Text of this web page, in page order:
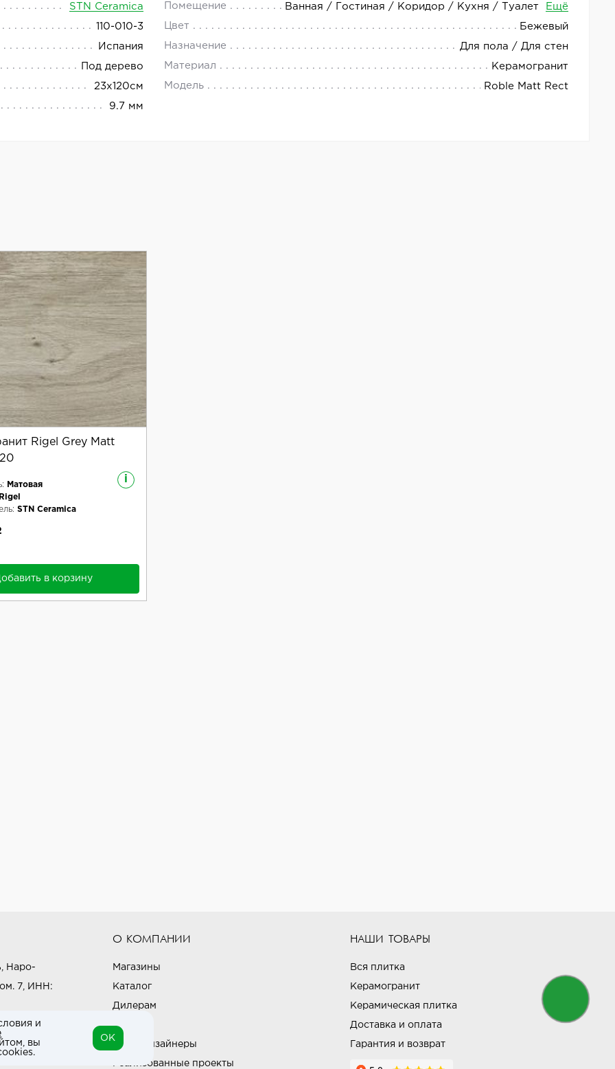
STN Ceramica Помещение Ванная / Гостиная / Коридор / Кухня / Туалет Ещё
110-010-3 Цвет Бежевый
Испания Назначение Для пола / Для стен
Под дерево Материал Керамогранит
23x120см Модель Roble Matt Rect
9.7 мм
STN Ceramica из коллекции Rigel — это высококачественный и стильный материал, который станет
создавать интересные дизайнерские решения и легко адаптировать керамогранит под различные
шарм и делает его более устойчивым к загрязнениям.
дизайном в бежевых тонах, который гармонично впишется в любой интерьер и подчеркнёт его стиль.
отделки, керамогранит STN Ceramica Rigel Roble Matt Rect — отличный выбор.
Добавить комментарий
Rigel Grey Matt
i
Матовая
Rigel
STN Ceramica
в корзину
Наро-
7, ИНН:
О КОМПАНИИ
Магазины
Каталог
Дилерам
Блог
Наши дизайнеры
Реализованные проекты
НАШИ ТОВАРЫ
Вся плитка
Керамогранит
Керамическая плитка
Доставка и оплата
Гарантия и возврат
и
вы
OK